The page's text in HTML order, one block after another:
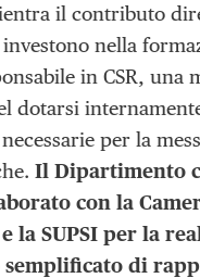
il contributo
nella
in CSR, una
dotarsi
per la
Il Dipartimento
con la
la SUPSI per la
semplificato di